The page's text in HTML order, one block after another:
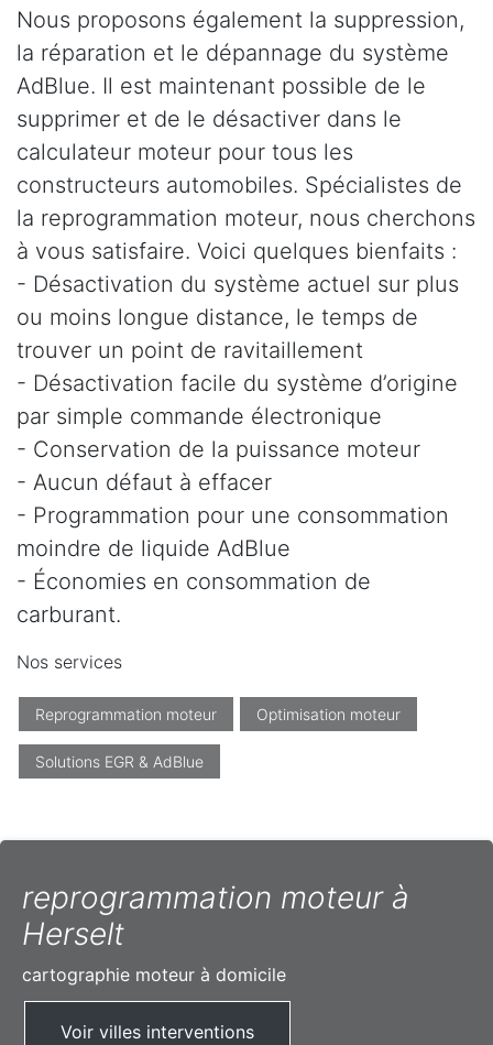
Nous proposons également la suppression,
la réparation et le dépannage du système
AdBlue. Il est maintenant possible de le
supprimer et de le désactiver dans le
calculateur moteur pour tous les
constructeurs automobiles. Spécialistes de
la reprogrammation moteur, nous cherchons
à vous satisfaire. Voici quelques bienfaits :
- Désactivation du système actuel sur plus
ou moins longue distance, le temps de
trouver un point de ravitaillement
- Désactivation facile du système d’origine
par simple commande électronique
- Conservation de la puissance moteur
- Aucun défaut à effacer
- Programmation pour une consommation
moindre de liquide AdBlue
- Économies en consommation de
carburant.
Nos services
Reprogrammation moteur Optimisation moteur
Solutions EGR & AdBlue
reprogrammation moteur à
Herselt
cartographie moteur à domicile
Voir villes interventions